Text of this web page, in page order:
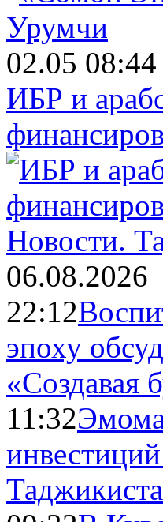
02.05 08:44
ИБР и
Новости.
06.08.2026
22:12
эпоху
«Создавая
11:32